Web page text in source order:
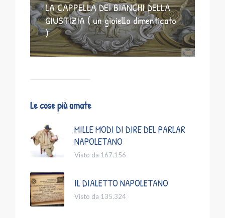
LA CAPPELLA DEI BIANCHI DELLA
GIUSTIZIA ( un gioiello dimenticato
)
Le cose più amate
MILLE MODI DI DIRE DEL PARLAR
NAPOLETANO
Visto da 167.156
IL DIALETTO NAPOLETANO
Visto da 135.324